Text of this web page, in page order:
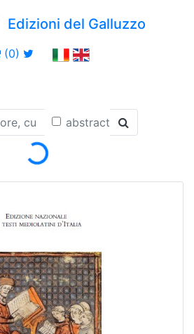
Edizioni del Galluzzo
(0)
abstract
Loading...